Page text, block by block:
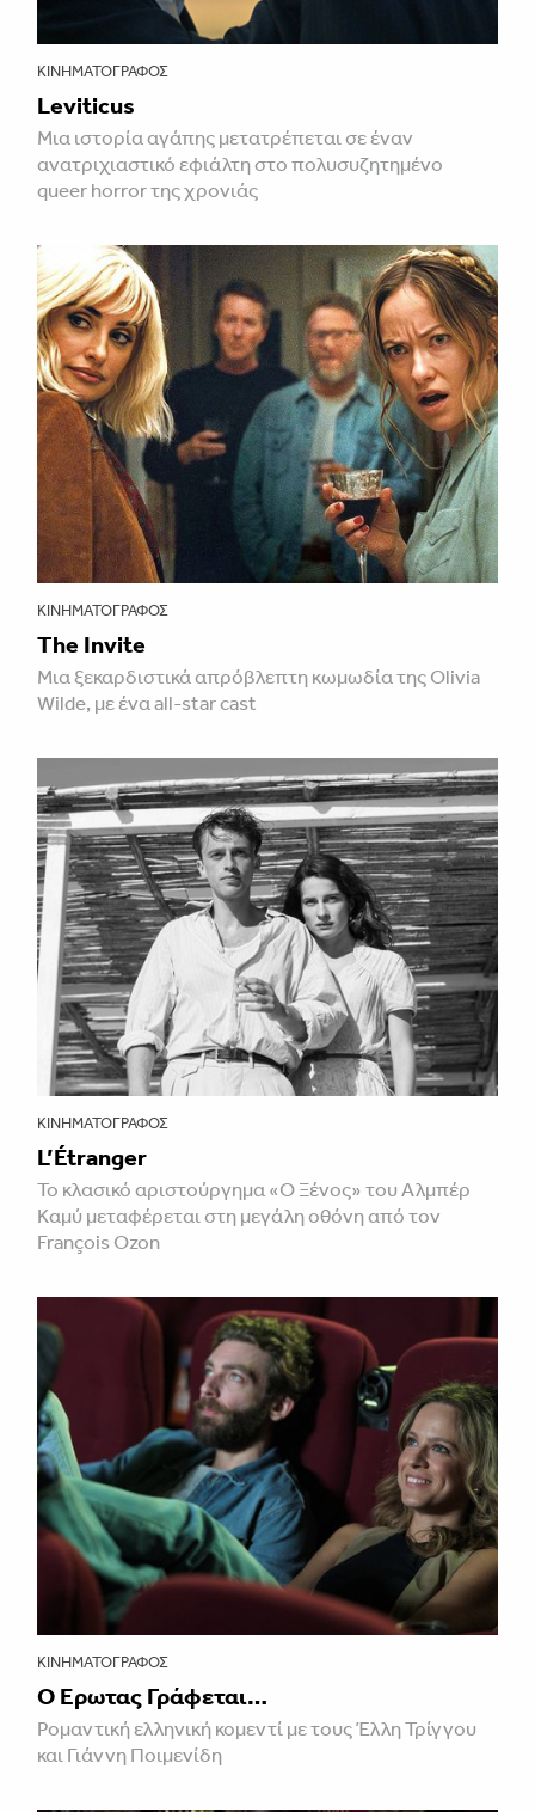
ΚΙΝΗΜΑΤΟΓΡΆΦΟΣ
Leviticus
Μια ιστορία αγάπης μετατρέπεται σε έναν
ανατριχιαστικό εφιάλτη στο πολυσυζητημένο
queer horror της χρονιάς
ΚΙΝΗΜΑΤΟΓΡΆΦΟΣ
The Invite
Μια ξεκαρδιστικά απρόβλεπτη κωμωδία της Olivia
Wilde, με ένα all-star cast
ΚΙΝΗΜΑΤΟΓΡΆΦΟΣ
L’Étranger
Το κλασικό αριστούργημα «Ο Ξένος» του Αλμπέρ
Καμύ μεταφέρεται στη μεγάλη οθόνη από τον
François Ozon
ΚΙΝΗΜΑΤΟΓΡΆΦΟΣ
Ο Έρωτας Γράφεται…
Ρομαντική ελληνική κομεντί με τους Έλλη Τρίγγου
και Γιάννη Ποιμενίδη